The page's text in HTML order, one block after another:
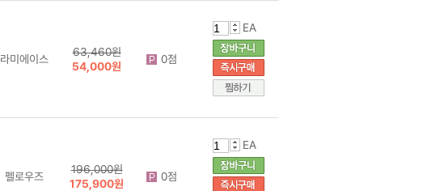
라미에이스
63,460원
54,000원
0점
EA
펠로우즈
196,000원
175,900원
0점
EA